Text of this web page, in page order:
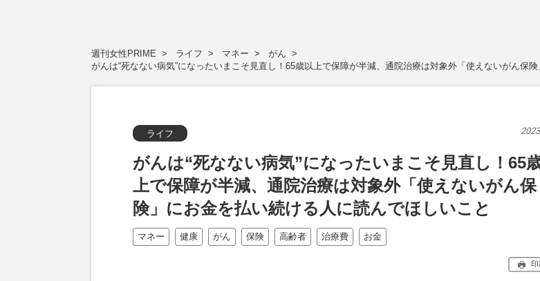
週刊女性PRIME ライフ マネー
がん
がんは“死なない病気”になったいまこそ見直し！65歳以上で保障が半減、通院治療は対象外「使えないがん保
ライフ
がんは“死なない病気”になったいまこそ見直し！65
上で保障が半減、通院治療は対象外「使えないがん保
険」にお金を払い続ける人に読んでほしいこと
マネー 健康 がん 保険 高齢者 治療費 お金
印